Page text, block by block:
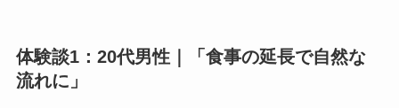
体験談1：20代男性｜「食事の延長で自然な
流れに」